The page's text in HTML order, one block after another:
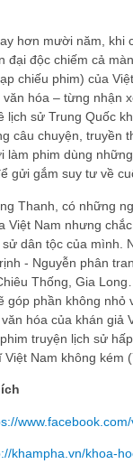
hơn mười năm, khi
đại độc chiếm cả
chiếu phim) của
văn hóa – từng nhận
lịch sử Trung Quốc
câu chuyện, truyền
làm phim dùng
gửi gắm suy tư về
Thanh, có những
Việt Nam nhưng
dân tộc của mình.
- Nguyễn phân
Thống, Gia
góp phần không nhỏ
hóa của khán giả
truyện lịch sử
Việt Nam không kém
khampha.vn/khoa-